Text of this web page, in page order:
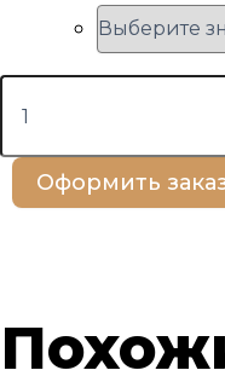
Количество
товара
Оформить